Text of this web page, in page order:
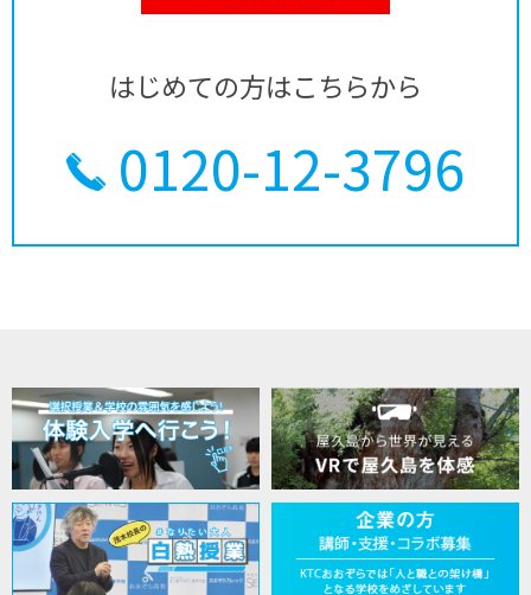
はじめての方はこちらから
0120-12-3796